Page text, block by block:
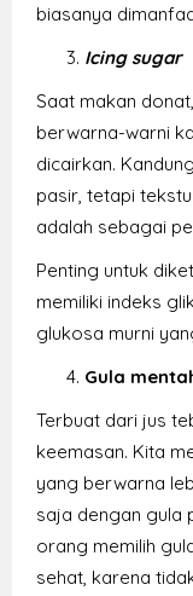
biasanya
Icing sugar
Saat makan
berwarna-warni
dicairkan.
pasir, tetapi
adalah sebagai
Penting untuk
memiliki indeks
glukosa murni
Gula
Terbuat dari jus
keemasan. Kita
yang berwarna
saja dengan gula
orang memilih
sehat, karena